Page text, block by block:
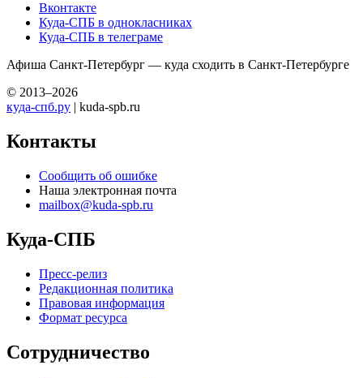
Вконтакте
Куда-СПБ в однокласниках
Куда-СПБ в телеграме
Афиша Санкт-Петербург — куда сходить в Санкт-Петербурге
© 2013–2026
куда-спб.ру | kuda-spb.ru
Контакты
Сообщить об ошибке
Наша электронная почта
mailbox@kuda-spb.ru
Куда-СПБ
Пресс-релиз
Редакционная политика
Правовая информация
Формат ресурса
Сотрудничество